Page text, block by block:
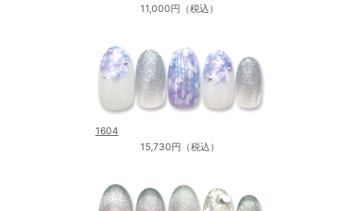
11,000円（税込）
1604
15,730円（税込）